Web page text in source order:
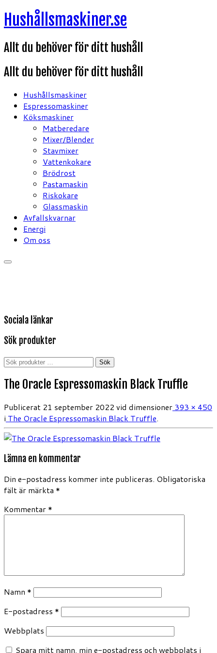
Hoppa
till
Hushållsmaskiner.se
Allt du behöver för ditt hushåll
Allt du behöver för ditt hushåll
Hushållsmaskiner
Espressomaskiner
Köksmaskiner
Matberedare
Mixer/Blender
Stavmixer
Vattenkokare
Brödrost
Pastamaskin
Riskokare
Glassmaskin
Avfallskvarnar
Energi
Om oss
Sociala länkar
Sök produkter
Sök
Sök
The Oracle Espressomaskin Black Truffle
Publicerat 21 september 2022 vid dimensioner 393 × 450
i The Oracle Espressomaskin Black Truffle.
Lämna en kommentar
Din e-postadress kommer inte publiceras. Obligatoriska
fält är märkta *
Kommentar *
Namn *
E-postadress *
Webbplats
Spara mitt namn, min e-postadress och webbplats i